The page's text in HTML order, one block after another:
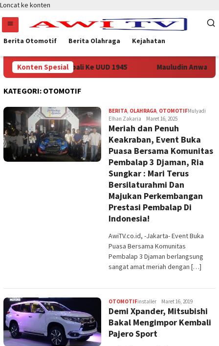
Loncat ke konten
Berita Otomotif Berita Olahraga Kejahatan
Konten Spesial
Desak Kembali Ke UUD 1945 Mauludin Anwar
KATEGORI: OTOMOTIF
BERITA, OLAHRAGA, OTOMOTIFMulyadi
Elhan Zakaria
Maret 16, 2025
Meriah dan Penuh
Keakraban, Event Buka
Puasa Bersama Komunitas
Pembalap 3 Djaman, Ria
Sungkar : Mari Terus
Bersilaturahmi Dan
Majukan Perkembangan
Prestasi Pembalap Di
Indonesia!
AwiTV.co.id, -Jakarta- Event Buka
Puasa Bersama Komunitas
Pembalap 3 Djaman berlangsung
sangat amat meriah dengan […]
OTOMOTIFinstaller Maret 16, 2019
Demi Xpander, Mitsubishi
Bakal Mengimpor Kembali
Pajero Sport